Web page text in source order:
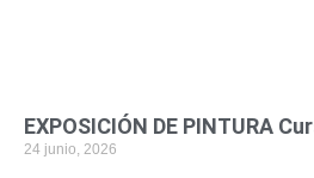
EXPOSICIÓN DE PINTURA
24 junio, 2026